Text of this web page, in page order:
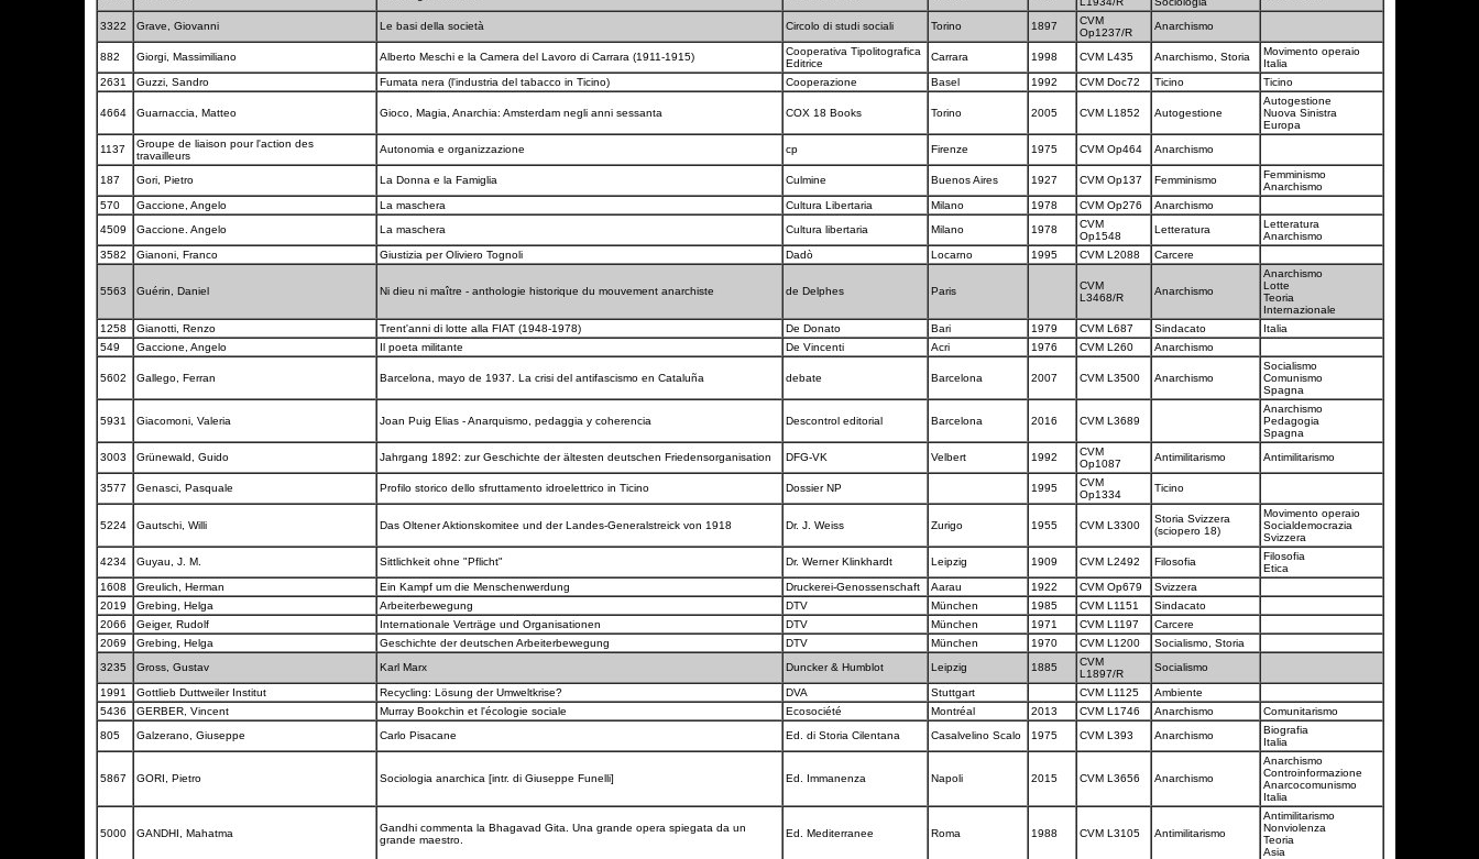
3322 Grave, Giovanni Le basi della società Circolo di studi sociali Torino 1897
CVM
Op1237/R
Anarchismo
882 Giorgi, Massimiliano Alberto Meschi e la Camera del Lavoro di Carrara (1911-1915)
Cooperativa Tipolitografica
Editrice
Carrara 1998 CVM L435 Anarchismo, Storia
Movimento operaio
Italia
2631
Guzzi, Sandro Fumata nera (l'industria del tabacco in Ticino) Cooperazione Basel 1992 CVM Doc72 Ticino Ticino
4664 Guarnaccia, Matteo Gioco, Magia, Anarchia: Amsterdam negli anni sessanta COX 18 Books Torino 2005 CVM L1852 Autogestione
Autogestione
Nuova Sinistra
Europa
1137
Groupe de liaison pour l'action des
travailleurs
Autonomia e organizzazione cp Firenze 1975 CVM Op464 Anarchismo
187 Gori, Pietro La Donna e la Famiglia Culmine Buenos Aires 1927 CVM Op137 Femminismo
Femminismo
Anarchismo
570
Gaccione, Angelo La maschera Cultura Libertaria Milano 1978 CVM Op276
Anarchismo
4509
Gaccione. Angelo La maschera Cultura libertaria Milano 1978
CVM
Op1548
Letteratura
Letteratura
Anarchismo
3582
Gianoni, Franco Giustizia per Oliviero Tognoli Dadò Locarno 1995 CVM L2088 Carcere
5563 Guérin, Daniel Ni dieu ni maître - anthologie historique du mouvement anarchiste de Delphes Paris
CVM
L3468/R
Anarchismo
Anarchismo
Lotte
Teoria
Internazionale
1258
Gianotti, Renzo Trent'anni di lotte alla FIAT (1948-1978) De Donato Bari 1979 CVM L687 Sindacato
Italia
549
Gaccione, Angelo Il poeta militante De Vincenti Acri 1976 CVM L260 Anarchismo
5602 Gallego, Ferran Barcelona, mayo de 1937. La crisi del antifascismo en Cataluña debate Barcelona 2007 CVM L3500 Anarchismo
Socialismo
Comunismo
Spagna
5931 Giacomoni, Valeria Joan Puig Elias - Anarquismo, pedaggia y coherencia Descontrol editorial Barcelona 2016 CVM L3689
Anarchismo
Pedagogia
Spagna
3003
Grünewald, Guido Jahrgang 1892: zur Geschichte der ältesten deutschen Friedensorganisation DFG-VK Velbert 1992
CVM
Op1087
Antimilitarismo Antimilitarismo
3577 Genasci, Pasquale Profilo storico dello sfruttamento idroelettrico in Ticino Dossier NP 1995
CVM
Op1334
Ticino
5224 Gautschi, Willi Das Oltener Aktionskomitee und der Landes-Generalstreick von 1918 Dr. J. Weiss Zurigo 1955 CVM L3300
Storia Svizzera
(sciopero 18)
Movimento operaio
Socialdemocrazia
Svizzera
4234
Guyau, J. M. Sittlichkeit ohne "Pflicht" Dr. Werner Klinkhardt Leipzig 1909 CVM L2492 Filosofia
Filosofia
Etica
1608
Greulich, Herman Ein Kampf um die Menschenwerdung Druckerei-Genossenschaft Aarau 1922 CVM Op679
Svizzera
2019
Grebing, Helga Arbeiterbewegung DTV München 1985 CVM L1151
Sindacato
2066
Geiger, Rudolf Internationale Verträge und Organisationen DTV München 1971 CVM L1197
Carcere
2069
Grebing, Helga Geschichte der deutschen Arbeiterbewegung DTV München 1970 CVM L1200
Socialismo, Storia
3235
Gross, Gustav Karl Marx Duncker & Humblot Leipzig 1885
CVM
L1897/R
Socialismo
1991 Gottlieb Duttweiler Institut Recycling: Lösung der Umweltkrise? DVA Stuttgart CVM L1125
Ambiente
5436
GERBER, Vincent Murray Bookchin et l'écologie sociale Ecosociété Montréal 2013 CVM L1746 Anarchismo
Comunitarismo
805
Galzerano, Giuseppe Carlo Pisacane Ed. di Storia Cilentana Casalvelino Scalo 1975 CVM L393 Anarchismo
Biografia
Italia
5867 GORI, Pietro Sociologia anarchica [intr. di Giuseppe Funelli] Ed. Immanenza Napoli 2015 CVM L3656 Anarchismo
Anarchismo
Controinformazione
Anarcocomunismo
Italia
5000 GANDHI, Mahatma
Gandhi commenta la Bhagavad Gita. Una grande opera spiegata da un
grande maestro.
Ed. Mediterranee Roma 1988 CVM L3105 Antimilitarismo
Antimilitarismo
Nonviolenza
Teoria
Asia